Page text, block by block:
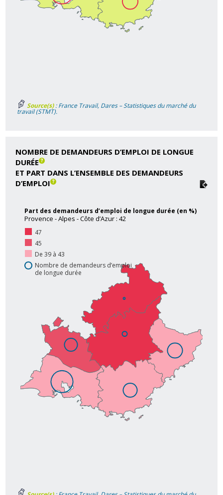
Source(s): France Travail, Dares – Statistiques du marché du
travail (STMT).
NOMBRE DE DEMANDEURS D’EMPLOI DE LONGUE
DURÉE
ET PART DANS L’ENSEMBLE DES DEMANDEURS
D’EMPLOI
47
45
De 39 à 43
Nombre de demandeurs d’emploi
de longue durée
Part des demandeurs d’emploi de longue durée (en %)
Provence - Alpes - Côte d’Azur : 42